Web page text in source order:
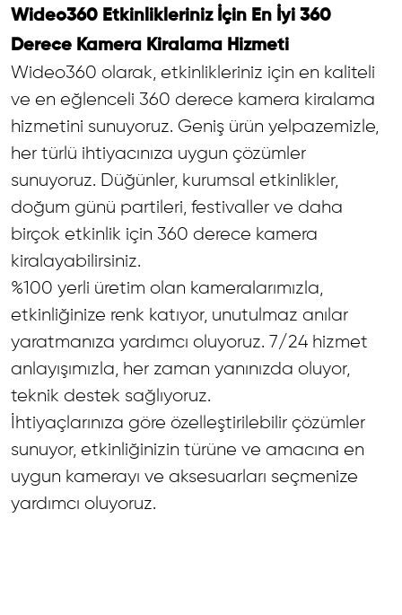
Wideo360 Etkinlikleriniz İçin En İyi 360
Derece Kamera Kiralama Hizmeti
Wideo360 olarak, etkinlikleriniz için en kaliteli
ve en eğlenceli 360 derece kamera kiralama
hizmetini sunuyoruz. Geniş ürün yelpazemizle,
her türlü ihtiyacınıza uygun çözümler
sunuyoruz. Düğünler, kurumsal etkinlikler,
doğum günü partileri, festivaller ve daha
birçok etkinlik için 360 derece kamera
kiralayabilirsiniz.
%100 yerli üretim olan kameralarımızla,
etkinliğinize renk katıyor, unutulmaz anılar
yaratmanıza yardımcı oluyoruz. 7/24 hizmet
anlayışımızla, her zaman yanınızda oluyor,
teknik destek sağlıyoruz.
İhtiyaçlarınıza göre özelleştirilebilir çözümler
sunuyor, etkinliğinizin türüne ve amacına en
uygun kamerayı ve aksesuarları seçmenize
yardımcı oluyoruz.